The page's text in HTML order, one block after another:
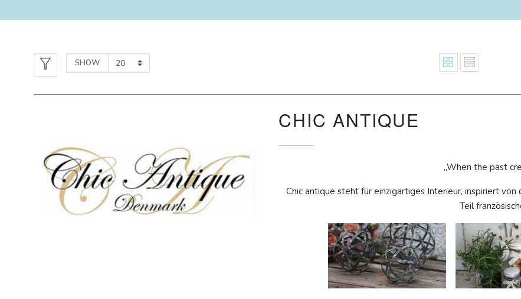
SHOW
CHIC ANTIQUE
„When the past
Chic antique steht für einzigartiges Interieur, inspiriert
Teil